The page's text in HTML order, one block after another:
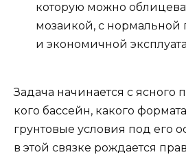
которую можно
мозаикой, с нормальной
и экономичной
Задача начинается с ясного
кого бассейн, какого
грунтовые условия под его
в этой связке рождается